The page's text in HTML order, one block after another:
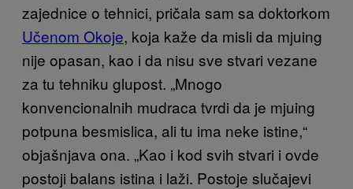
zajednice o tehnici, pričala sam sa doktorkom
Učenom Okoje, koja kaže da misli da mjuing
nije opasan, kao i da nisu sve stvari vezane
za tu tehniku glupost. „Mnogo
konvencionalnih mudraca tvrdi da je mjuing
potpuna besmislica, ali tu ima neke istine,“
objašnjava ona. „Kao i kod svih stvari i ovde
postoji balans istina i laži. Postoje slučajevi